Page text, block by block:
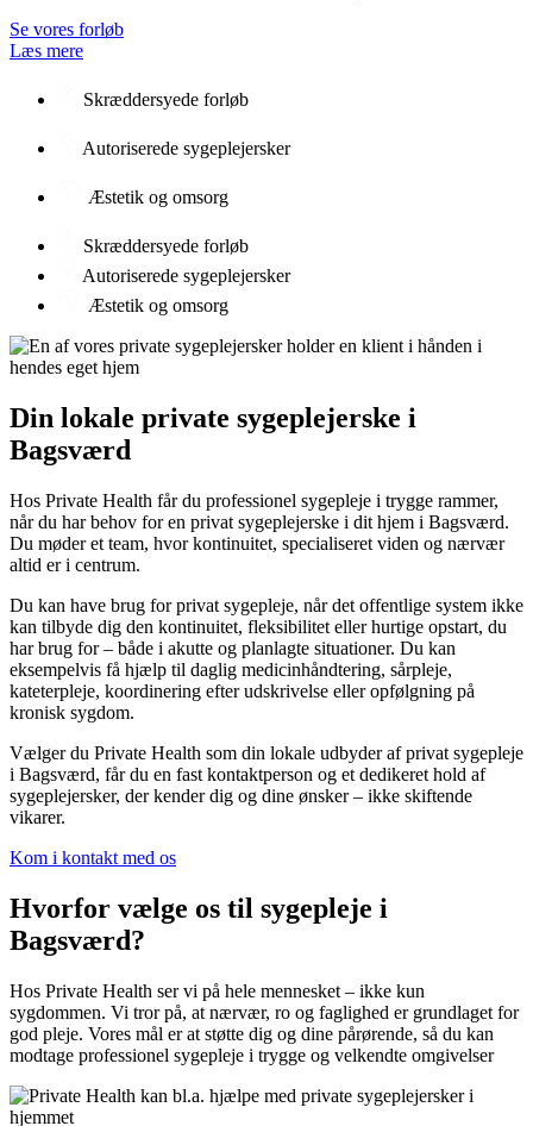
Se vores forløb
Læs mere
Skræddersyede forløb
Autoriserede sygeplejersker
Æstetik og omsorg
Skræddersyede forløb
Autoriserede sygeplejersker
Æstetik og omsorg
Din lokale private sygeplejerske i
Bagsværd
Hos Private Health får du professionel sygepleje i trygge rammer,
når du har behov for en privat sygeplejerske i dit hjem i Bagsværd.
Du møder et team, hvor kontinuitet, specialiseret viden og nærvær
altid er i centrum.
Du kan have brug for privat sygepleje, når det offentlige system ikke
kan tilbyde dig den kontinuitet, fleksibilitet eller hurtige opstart, du
har brug for – både i akutte og planlagte situationer. Du kan
eksempelvis få hjælp til daglig medicinhåndtering, sårpleje,
kateterpleje, koordinering efter udskrivelse eller opfølgning på
kronisk sygdom.
Vælger du Private Health som din lokale udbyder af privat sygepleje
i Bagsværd, får du en fast kontaktperson og et dedikeret hold af
sygeplejersker, der kender dig og dine ønsker – ikke skiftende
vikarer.
Kom i kontakt med os
Hvorfor vælge os til sygepleje i
Bagsværd?
Hos Private Health ser vi på hele mennesket – ikke kun
sygdommen. Vi tror på, at nærvær, ro og faglighed er grundlaget for
god pleje. Vores mål er at støtte dig og dine pårørende, så du kan
modtage professionel sygepleje i trygge og velkendte omgivelser